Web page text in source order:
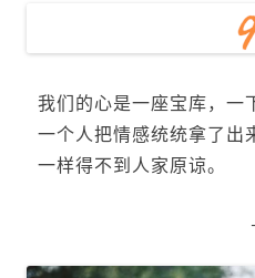
我们的心是一座宝库，一
一个人把情感统统拿了出
一样得不到人家原谅。